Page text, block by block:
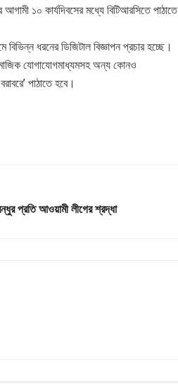
১০ কার্যদিবসের মধ্যে বিটিআরসিতে পাঠাতে
বিভিন্ন ধরনের ডিজিটাল বিজ্ঞাপন প্রচার হচ্ছে।
যোগাযোগমাধ্যমসহ অন্য কোনও
পাঠাতে হবে।
প্রতি আওয়ামী লীগের শ্রদ্ধা